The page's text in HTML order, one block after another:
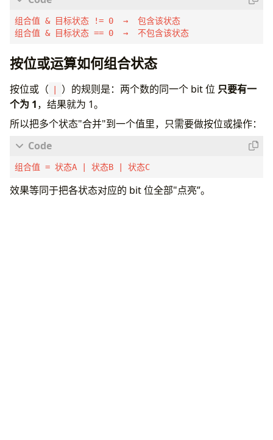
组合值 & 目标状态 != 0  →  包含该状态
组合值 & 目标状态 == 0  →  不包含该状态
按位或运算如何组合状态
按位或（ ）的规则是：两个数的同一个 bit 位 只要有一
个为 1，结果就为 1。
所以把多个状态"合并"到一个值里，只需要做按位或操作：
组合值 = 状态A | 状态B | 状态C
效果等同于把各状态对应的 bit 位全部"点亮”。